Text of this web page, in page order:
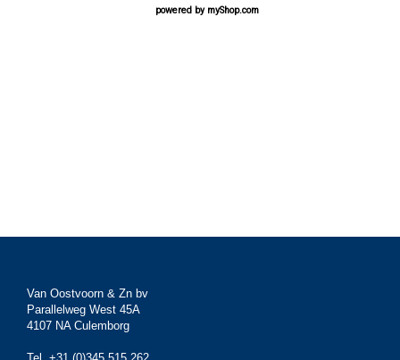
powered by myShop.com
Van Oostvoorn & Zn bv
Parallelweg West 45A
4107 NA Culemborg